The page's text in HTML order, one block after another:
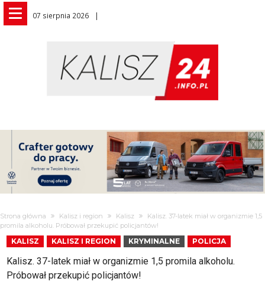
07 sierpnia 2026
Strona główna Kalisz i region Kalisz
Kalisz. 37-latek miał w organizmie 1,5
promila alkoholu. Próbował przekupić policjantów!
KALISZ KALISZ I REGION KRYMINALNE POLICJA
Kalisz. 37-latek miał w organizmie 1,5 promila alkoholu.
Próbował przekupić policjantów!